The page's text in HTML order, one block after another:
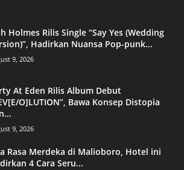
Holmes Rilis Single “Say Yes (Wedding
Hadirkan Nuansa Pop-punk...
9, 2026
At Eden Rilis Album Debut
O]LUTION”, Bawa Konsep Distopia
9, 2026
Rasa Merdeka di Malioboro, Hotel ini
4 Cara Seru...